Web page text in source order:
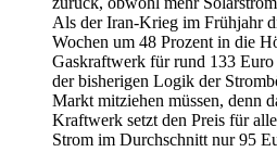
Als der Iran-Krieg im Frühjahr
Wochen um 48 Prozent in die
Gaskraftwerk für rund 133
der bisherigen Logik der
Markt mitziehen müssen, denn
Kraftwerk setzt den Preis für
Strom im Durchschnitt nur 95